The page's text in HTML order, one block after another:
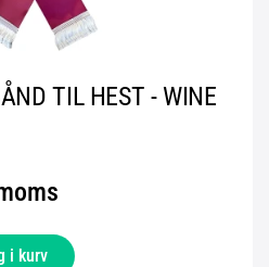
TIL HEST - WINE
i kurv